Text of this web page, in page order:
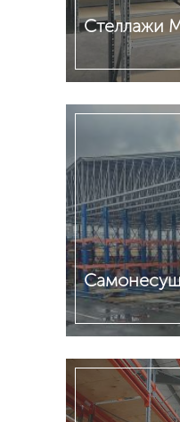
Стеллажи
Подробнее
Подробнее